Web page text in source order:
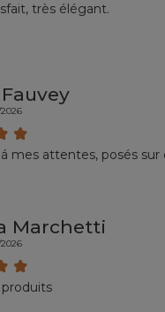
très élégant.
mes attentes, posés
Marchetti